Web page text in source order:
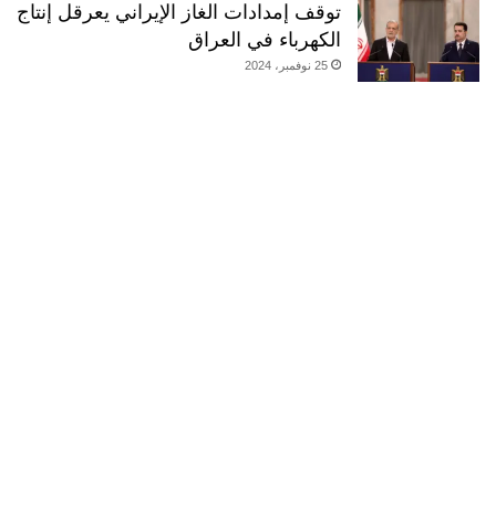
توقف إمدادات الغاز الإيراني يعرقل إنتاج
الكهرباء في العراق
25 نوفمبر، 2024